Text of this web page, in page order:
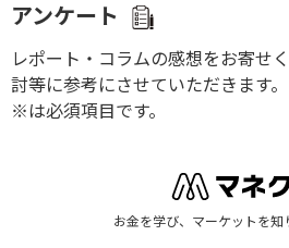
アンケート
レポート・コラムの感想をお寄せ
討等に参考にさせていただきます。
※は必須項目です。
お金を学び、マーケットを知